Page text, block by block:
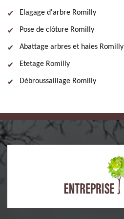
Elagage d'arbre Romilly
Pose de clôture Romilly
Abattage arbres et haies Romilly
Etetage Romilly
Débroussaillage Romilly